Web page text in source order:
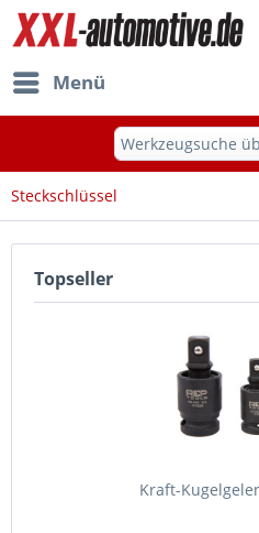
Menü
Werkzeugsuche
Steckschlüssel
Topseller
Kraft-